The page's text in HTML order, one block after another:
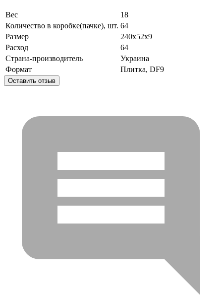
Вес
18
Количество в коробке(пачке), шт. 64
Размер
240x52x9
Расход
64
Страна-производитель
Украина
Формат
Плитка, DF9
Оставить отзыв